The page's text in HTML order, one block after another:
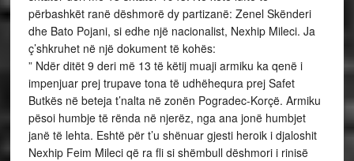
përbashkët ranë dëshmorë dy partizanë: Zenel Skënderi
dhe Bato Pojani, si edhe një nacionalist, Nexhip Mileci. Ja
ç’shkruhet në një dokument të kohës:
” Ndër ditët 9 deri më 13 të këtij muaji armiku ka qenë i
impenjuar prej trupave tona të udhëhequra prej Safet
Butkës në beteja t’nalta në zonën Pogradec-Korçë. Armiku
pësoi humbje të rënda në njerëz, nga ana jonë humbjet
janë të lehta. Eshtë për t’u shënuar gjesti heroik i djaloshit
Nexhip Feim Mileci që ra fli si shëmbull dëshmori i rinisë